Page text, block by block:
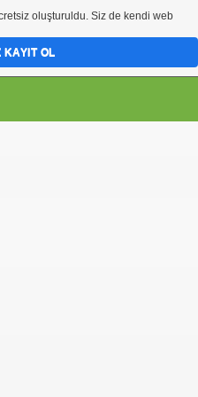
oluşturuldu. Siz de kendi web
KAYIT OL